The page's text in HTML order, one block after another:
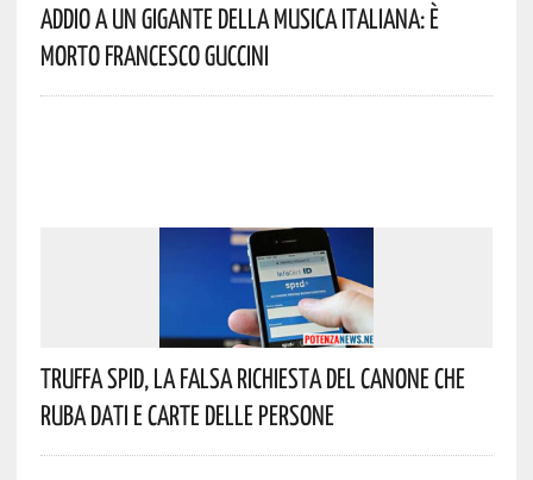
Addio A Un Gigante Della Musica Italiana: È
Morto Francesco Guccini
Truffa Spid, La Falsa Richiesta Del Canone Che
Ruba Dati E Carte Delle Persone